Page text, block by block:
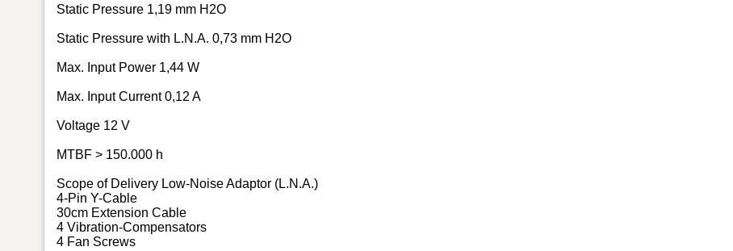
Static Pressure 1,19 mm H2O
Static Pressure with L.N.A. 0,73 mm H2O
Max. Input Power 1,44 W
Max. Input Current 0,12 A
Voltage 12 V
MTBF > 150.000 h
Scope of Delivery Low-Noise Adaptor (L.N.A.)
4-Pin Y-Cable
30cm Extension Cable
4 Vibration-Compensators
4 Fan Screws